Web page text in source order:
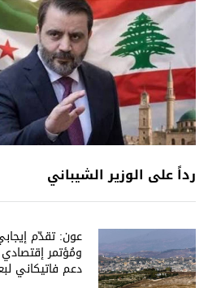
رداً على الوزير الشيباني
عون: تقدّم
ومُؤتمر
دعم فاتيكاني